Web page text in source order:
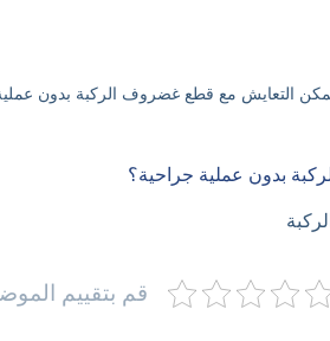
التعايش مع قطع غضروف الركبة بدون
بدون عملية جراحية؟
قم بتقييم